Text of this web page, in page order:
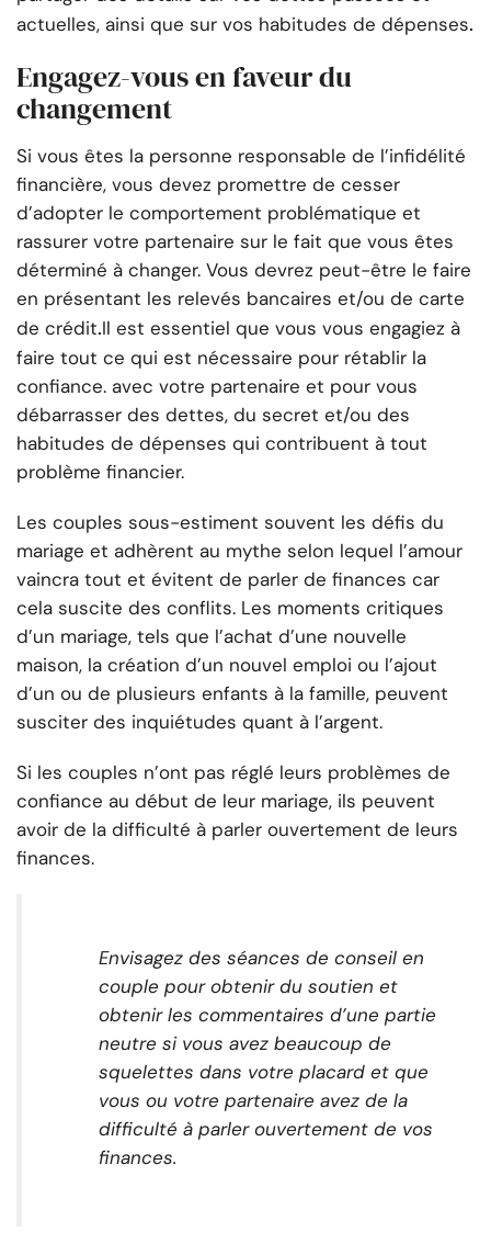
actuelles, ainsi que sur vos habitudes de dépenses.
Engagez-vous en faveur du
changement
Si vous êtes la personne responsable de l’infidélité
financière, vous devez promettre de cesser
d’adopter le comportement problématique et
rassurer votre partenaire sur le fait que vous êtes
déterminé à changer. Vous devrez peut-être le faire
en présentant les relevés bancaires et/ou de carte
de crédit.Il est essentiel que vous vous engagiez à
faire tout ce qui est nécessaire pour rétablir la
confiance. avec votre partenaire et pour vous
débarrasser des dettes, du secret et/ou des
habitudes de dépenses qui contribuent à tout
problème financier.
Les couples sous-estiment souvent les défis du
mariage et adhèrent au mythe selon lequel l’amour
vaincra tout et évitent de parler de finances car
cela suscite des conflits. Les moments critiques
d’un mariage, tels que l’achat d’une nouvelle
maison, la création d’un nouvel emploi ou l’ajout
d’un ou de plusieurs enfants à la famille, peuvent
susciter des inquiétudes quant à l’argent.
Si les couples n’ont pas réglé leurs problèmes de
confiance au début de leur mariage, ils peuvent
avoir de la difficulté à parler ouvertement de leurs
finances.
Envisagez des séances de conseil en
couple pour obtenir du soutien et
obtenir les commentaires d’une partie
neutre si vous avez beaucoup de
squelettes dans votre placard et que
vous ou votre partenaire avez de la
difficulté à parler ouvertement de vos
finances.